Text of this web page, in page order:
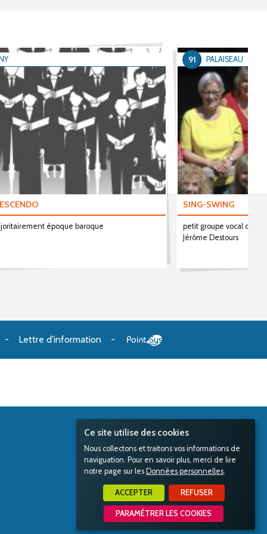
Ce site utilise des cookies
Nous collectons et traitons vos informations de
naviguation. Pour en savoir plus, merci de lire
notre page sur les Données personnelles.
ACCEPTER REFUSER
PARAMÉTRER LES COOKIES
époque baroque
SING-SWING
petit groupe vocal de 11
Jérôme Destours
PALAISEAU
91
Lettre d'information